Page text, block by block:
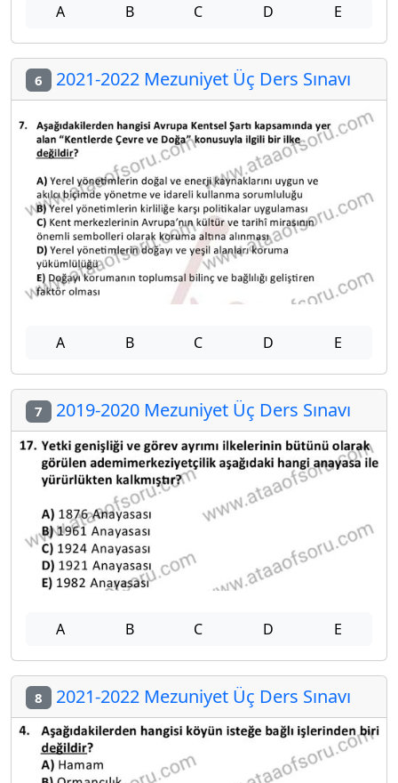
A B C D E
6 2021-2022 Mezuniyet Üç Ders Sınavı
A B C D E
7 2019-2020 Mezuniyet Üç Ders Sınavı
A B C D E
8 2021-2022 Mezuniyet Üç Ders Sınavı